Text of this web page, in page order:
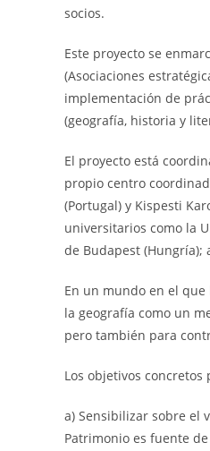
socios.
Este proyecto se
(Asociaciones
implementación de
(geografía, historia y
El proyecto está
propio centro
(Portugal) y Kispesti
universitarios como la
de Budapest (Hungría);
En un mundo en el
la geografía como un
pero también para
Los objetivos
a) Sensibilizar sobre el
Patrimonio es fuente